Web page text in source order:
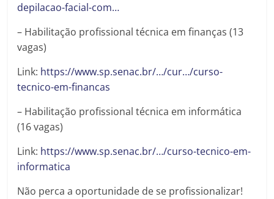
depilacao-facial-com…
– Habilitação profissional técnica em finanças (13
vagas)
Link: https://www.sp.senac.br/…/cur…/curso-
tecnico-em-financas
– Habilitação profissional técnica em informática
(16 vagas)
Link: https://www.sp.senac.br/…/curso-tecnico-em-
informatica
Não perca a oportunidade de se profissionalizar!